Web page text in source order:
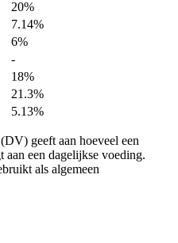
20%
7.14%
6%
-
18%
21.3%
5.13%
geeft aan hoeveel een
aan een dagelijkse voeding.
als algemeen